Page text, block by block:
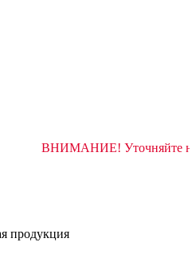
ВНИМАНИЕ!
продукция